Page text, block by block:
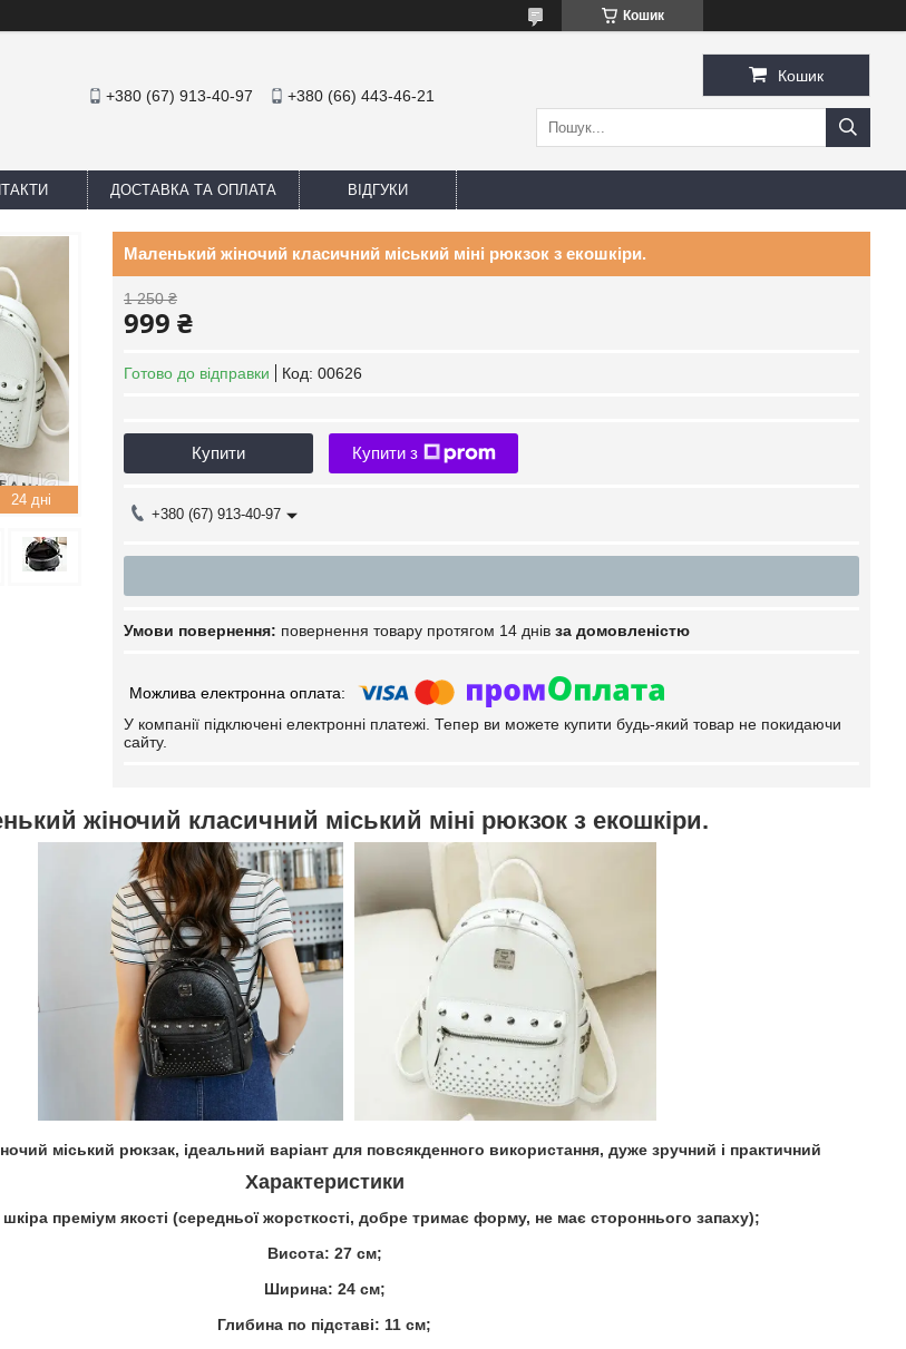
Кошик
+380 (67) 913-40-97 +380 (66) 443-46-21
Кошик
ДОСТАВКА ТА ОПЛАТА ВІДГУКИ
24 дні
Маленький жіночий класичний міський міні рюкзок з екошкіри.
1 250 ₴
999 ₴
Готово до відправки Код: 00626
Купити Купити з
+380 (67) 913-40-97
повернення товару протягом 14 днів за домовленістю
У компанії підключені електронні платежі. Тепер ви можете купити будь-який товар не покидаючи
сайту.
жіночий класичний міський міні рюкзок з екошкіри.
міський рюкзак, ідеальний варіант для повсякденного використання, дуже зручний і практичний
Характеристики
преміум якості (середньої жорсткості, добре тримає форму, не має стороннього запаху);
Висота: 27 см;
Ширина: 24 см;
Глибина по підставі: 11 см;